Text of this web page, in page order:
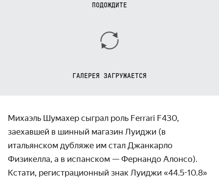
ПОДОЖДИТЕ
ГАЛЕРЕЯ ЗАГРУЖАЕТСЯ
Михаэль Шумахер сыграл роль Ferrari F430,
заехавшей в шинный магазин Луиджи (в
итальянском дубляже им стал Джанкарло
Физикелла, а в испанском — Фернандо Алонсо).
Кстати, регистрационный знак Луиджи «44.5-10.8»